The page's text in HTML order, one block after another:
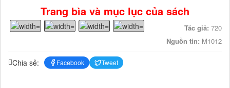
Trang bìa và mục lục của sách
Tác giả: 720
Nguồn tin: M1012
Chia sẻ: Facebook Tweet